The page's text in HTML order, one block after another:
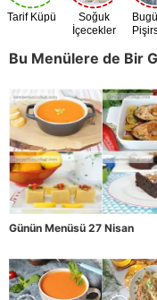
Tarif Küpü
Soğuk
İçecekler
Bu Menülere de Bir
Günün Menüsü 27 Nisan